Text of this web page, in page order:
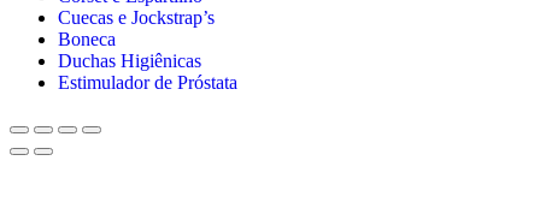
Cuecas e Jockstrap’s
Boneca
Duchas Higiênicas
Estimulador de Próstata